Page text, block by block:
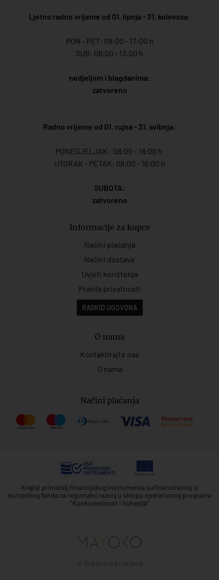
Ljetno radno vrijeme od 01. lipnja - 31. kolovoza:
PON - PET: 08:00 - 17:00 h
SUB: 08:00 - 13:00 h
nedjeljom i blagdanima:
zatvoreno
Radno vrijeme od 01. rujna - 31. svibnja:
PONEDJELJAK : 08:00 - 18:00 h
UTORAK - PETAK: 08:00 - 16:00 h
SUBOTA:
zatvoreno
Informacije za kupce
Načini plaćanja
Načini dostave
Uvjeti korištenja
Pravila privatnosti
RASKID UGOVORA
O nama
Kontaktirajte nas
O nama
Načini plaćanja
Krajnji primatelj financijskog instrumenta sufinanciranog iz
europskog fonda za regionalni razvoj u sklopu operativnog programa
"Konkurentnost i kohezija"
© Sva prava pridržana